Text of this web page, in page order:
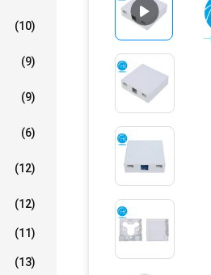
(10)
(9)
(9)
(6)
(12)
(12)
(11)
(13)